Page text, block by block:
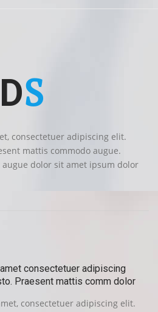
S
consectetuer adipiscing elit.
mattis commodo augue.
dolor sit amet ipsum dolor
consectetuer adipiscing
Praesent mattis comm dolor
consectetuer adipiscing elit.